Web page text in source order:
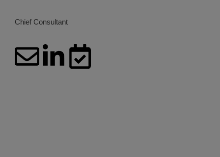
Chief Consultant